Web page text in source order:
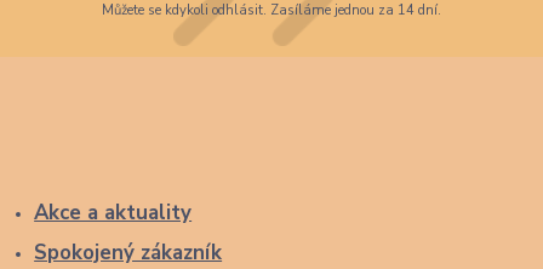
Můžete se kdykoli odhlásit. Zasíláme jednou za 14 dní.
Akce a aktuality
Spokojený zákazník